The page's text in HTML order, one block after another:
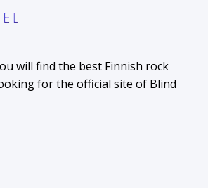
will find the best Finnish rock
for the official site of Blind